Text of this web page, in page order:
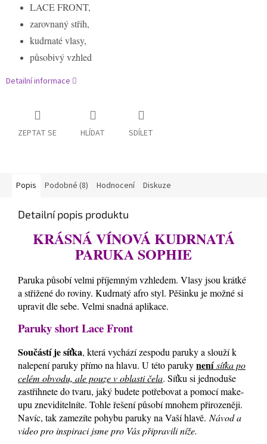
LACE FRONT,
zarovnaný střih,
kudrnaté vlasy,
působivý vzhled
Detailní informace
ZEPTAT SE HLÍDAT SDÍLET
Popis Podobné (8) Hodnocení Diskuze
Detailní popis produktu
KRÁSNÁ VÍNOVÁ KUDRNATÁ
PARUKA SOPHIE
Paruka působí velmi příjemným vzhledem. Vlasy jsou krátké
a střižené do roviny. Kudrnatý afro styl. Pěšinku je možné si
upravit dle sebe. Velmi snadná aplikace.
Paruky short Lace Front
Součástí je síťka, která vychází zespodu paruky a slouží k
nalepení paruky přímo na hlavu. U této parukynení síťka po
celém obvodu, ale pouze v oblasti čela. Síťku si jednoduše
zastřihnete do tvaru, jaký budete potřebovat a pomocí make-
upu zneviditelníte. Tohle řešení působí mnohem přirozeněji.
Navíc, tak zamezíte pohybu paruky na Vaší hlavě. Návod a
video pro inspiraci jsme pro Vás připravili níže.